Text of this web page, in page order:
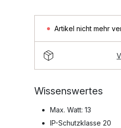
Artikel nicht mehr
Wissenswertes
Max. Watt: 13
IP-Schutzklasse 20